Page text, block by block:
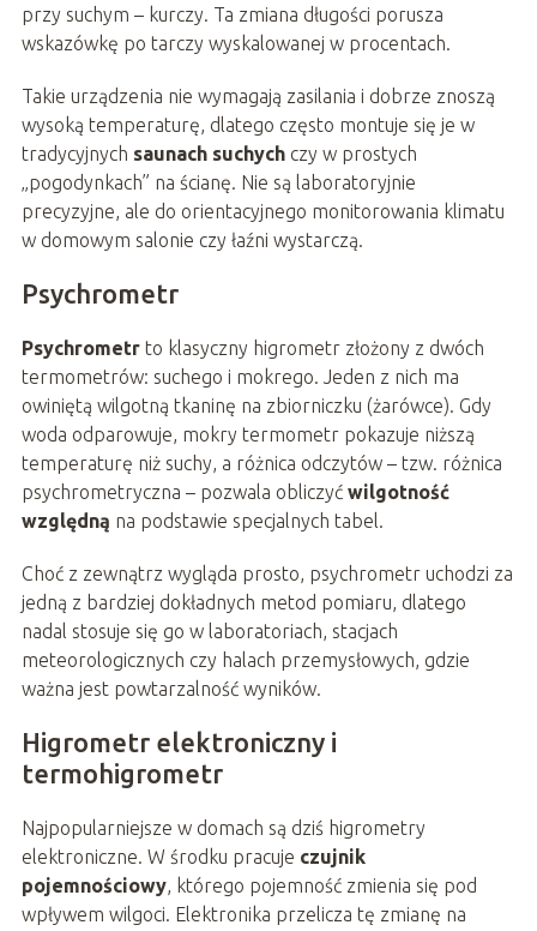
przy suchym – kurczy. Ta zmiana długości porusza
wskazówkę po tarczy wyskalowanej w procentach.
Takie urządzenia nie wymagają zasilania i dobrze znoszą
wysoką temperaturę, dlatego często montuje się je w
tradycyjnych saunach suchychczy w prostych
„pogodynkach” na ścianę. Nie są laboratoryjnie
precyzyjne, ale do orientacyjnego monitorowania klimatu
w domowym salonie czy łaźni wystarczą.
Psychrometr
Psychrometrto klasyczny higrometr złożony z dwóch
termometrów: suchego i mokrego. Jeden z nich ma
owiniętą wilgotną tkaninę na zbiorniczku (żarówce). Gdy
woda odparowuje, mokry termometr pokazuje niższą
temperaturę niż suchy, a różnica odczytów – tzw. różnica
psychrometryczna – pozwala obliczyć wilgotność
względną na podstawie specjalnych tabel.
Choć z zewnątrz wygląda prosto, psychrometr uchodzi za
jedną z bardziej dokładnych metod pomiaru, dlatego
nadal stosuje się go w laboratoriach, stacjach
meteorologicznych czy halach przemysłowych, gdzie
ważna jest powtarzalność wyników.
Higrometr elektroniczny i
termohigrometr
Najpopularniejsze w domach są dziś higrometry
elektroniczne. W środku pracuje czujnik
pojemnościowy, którego pojemność zmienia się pod
wpływem wilgoci. Elektronika przelicza tę zmianę na